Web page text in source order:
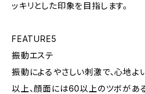
ッキリとした印象を目指します。
FEATURE5
振動エステ
振動によるやさしい刺激で、心地
以上、顔面には60以上のツボがあ